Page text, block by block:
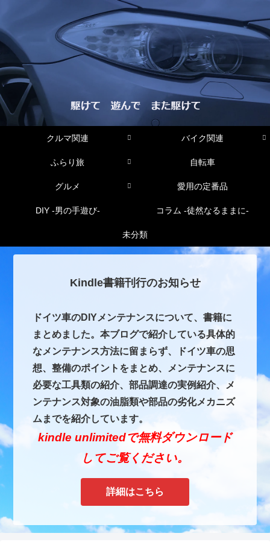
クルマ関連 バイク関連
ふらり旅 自転車
グルメ 愛用の定番品
DIY -男の手遊び- コラム -徒然なるままに-
未分類
Kindle書籍刊行のお知らせ
ドイツ車のDIYメンテナンスについて、書籍に
まとめました。本ブログで紹介している具体的
なメンテナンス方法に留まらず、ドイツ車の思
想、整備のポイントをまとめ、メンテナンスに
必要な工具類の紹介、部品調達の実例紹介、メ
ンテナンス対象の油脂類や部品の劣化メカニズ
ムまでを紹介しています。
kindle unlimitedで無料ダウンロード
してご覧ください。
詳細はこちら